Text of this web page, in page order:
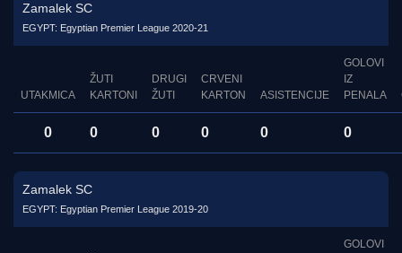
Zamalek SC
EGYPT: Egyptian Premier League 2020-21
UTAKMICA
ŽUTI
KARTONI
DRUGI
ŽUTI
CRVENI
KARTON
ASISTENCIJE
GOLOVI
IZ
PENALA
0 0 0 0 0 0
Zamalek SC
EGYPT: Egyptian Premier League 2019-20
GOLOVI